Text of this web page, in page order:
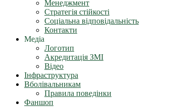
Менеджмент
Стратегія стійкості
Соціальна відповідальність
Контакти
Медіа
Логотип
Акредитація ЗМІ
Відео
Інфраструктура
Вболівальникам
Правила поведінки
Фаншоп